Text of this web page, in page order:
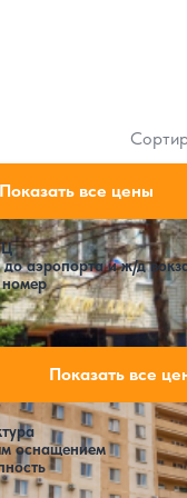
до аэропорта и ж/д
номер
все цены
оснащением
Показать все